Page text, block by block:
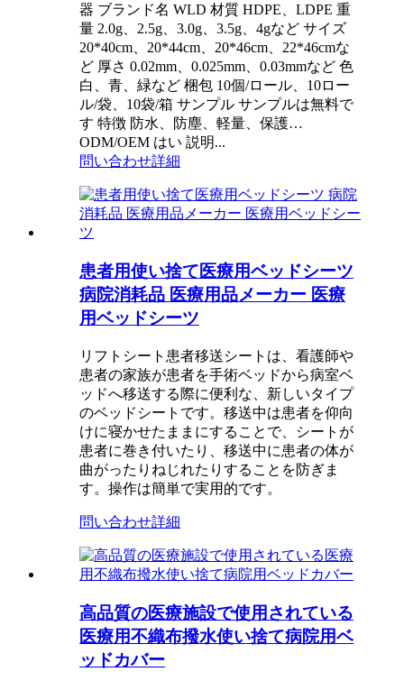
器 ブランド名 WLD 材質 HDPE、LDPE 重
量 2.0g、2.5g、3.0g、3.5g、4gなど サイズ
20*40cm、20*44cm、20*46cm、22*46cmな
ど 厚さ 0.02mm、0.025mm、0.03mmなど 色
白、青、緑など 梱包 10個/ロール、10ロー
ル/袋、10袋/箱 サンプル サンプルは無料で
す 特徴 防水、防塵、軽量、保護…
ODM/OEM はい 説明...
問い合わせ詳細
患者用使い捨て医療用ベッドシーツ
病院消耗品 医療用品メーカー 医療
用ベッドシーツ
リフトシート患者移送シートは、看護師や
患者の家族が患者を手術ベッドから病室ベ
ッドへ移送する際に便利な、新しいタイプ
のベッドシートです。移送中は患者を仰向
けに寝かせたままにすることで、シートが
患者に巻き付いたり、移送中に患者の体が
曲がったりねじれたりすることを防ぎま
す。操作は簡単で実用的です。
問い合わせ詳細
高品質の医療施設で使用されている
医療用不織布撥水使い捨て病院用ベ
ッドカバー